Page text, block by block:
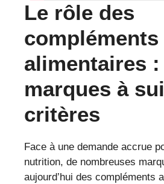
Le rôle des
compléments
alimentaires :
marques à
critères
Face à une demande accrue
nutrition, de nombreuses
aujourd’hui des compléments